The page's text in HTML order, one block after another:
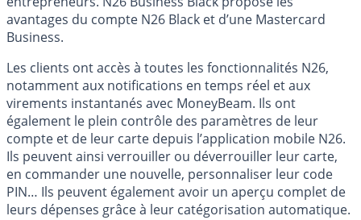
avantages du compte N26 Black et d’une Mastercard
Business.
Les clients ont accès à toutes les fonctionnalités N26,
notamment aux notifications en temps réel et aux
virements instantanés avec MoneyBeam. Ils ont
également le plein contrôle des paramètres de leur
compte et de leur carte depuis l’application mobile N26.
Ils peuvent ainsi verrouiller ou déverrouiller leur carte,
en commander une nouvelle, personnaliser leur code
PIN… Ils peuvent également avoir un aperçu complet de
leurs dépenses grâce à leur catégorisation automatique.